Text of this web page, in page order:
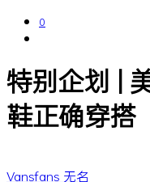
0
特别企划 |
鞋正确穿搭
Vansfans_无名